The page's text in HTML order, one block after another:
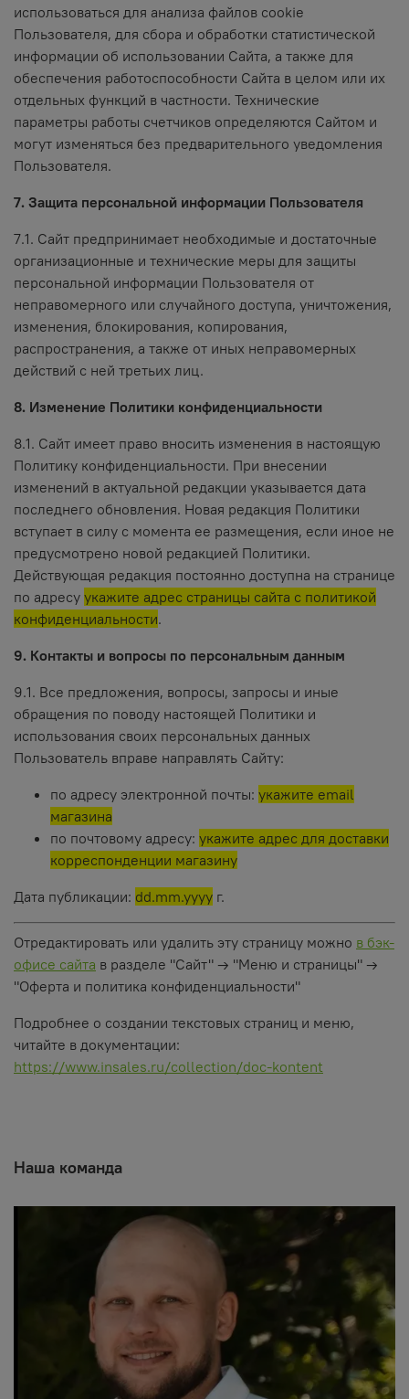
использоваться для анализа файлов cookie
Пользователя, для сбора и обработки статистической
информации об использовании Сайта, а также для
обеспечения работоспособности Сайта в целом или их
отдельных функций в частности. Технические
параметры работы счетчиков определяются Сайтом и
могут изменяться без предварительного уведомления
Пользователя.
7. Защита персональной информации Пользователя
7.1. Сайт предпринимает необходимые и достаточные
организационные и технические меры для защиты
персональной информации Пользователя от
неправомерного или случайного доступа, уничтожения,
изменения, блокирования, копирования,
распространения, а также от иных неправомерных
действий с ней третьих лиц.
8. Изменение Политики конфиденциальности
8.1. Сайт имеет право вносить изменения в настоящую
Политику конфиденциальности. При внесении
изменений в актуальной редакции указывается дата
последнего обновления. Новая редакция Политики
вступает в силу с момента ее размещения, если иное не
предусмотрено новой редакцией Политики.
Действующая редакция постоянно доступна на странице
по адресу укажите адрес страницы сайта с политикой
конфиденциальности.
9. Контакты и вопросы по персональным данным
9.1. Все предложения, вопросы, запросы и иные
обращения по поводу настоящей Политики и
использования своих персональных данных
Пользователь вправе направлять Сайту:
по адресу электронной почты: укажите email
магазина
по почтовому адресу: укажите адрес для доставки
корреспонденции магазину
Дата публикации: dd.mm.yyyy г.
Отредактировать или удалить эту страницу можно в бэк-
офисе сайта в разделе "Сайт" → "Меню и страницы" →
"Оферта и политика конфиденциальности"
Подробнее о создании текстовых страниц и меню,
читайте в документации:
https://www.insales.ru/collection/doc-kontent
Наша команда